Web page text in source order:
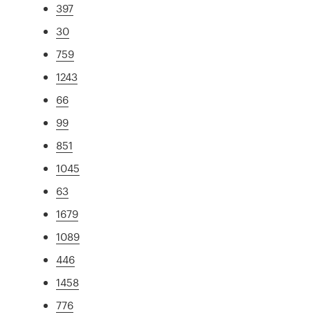
397
30
759
1243
66
99
851
1045
63
1679
1089
446
1458
776